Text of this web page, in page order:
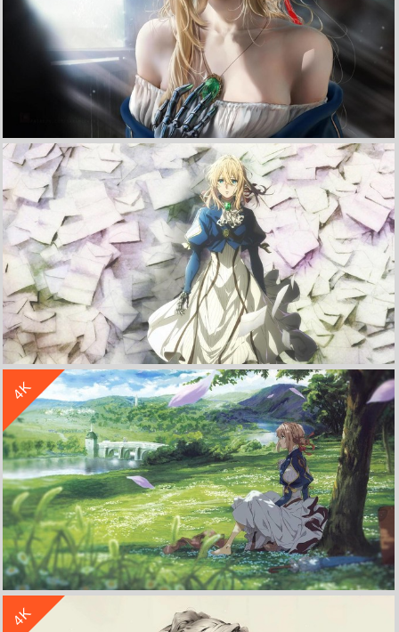
《紫罗兰永恒花园》薇尔莉特 伊芙加登 4K高清动漫壁纸
动漫京紫紫罗兰永恒花园薇尔莉特高清壁纸
立 即 下 载
收 藏
4K
紫罗兰永恒花园 薇尔莉特 草地 4K 壁纸 高清动漫
立 即 下 载
收 藏
4K
立 即 下 载
收 藏